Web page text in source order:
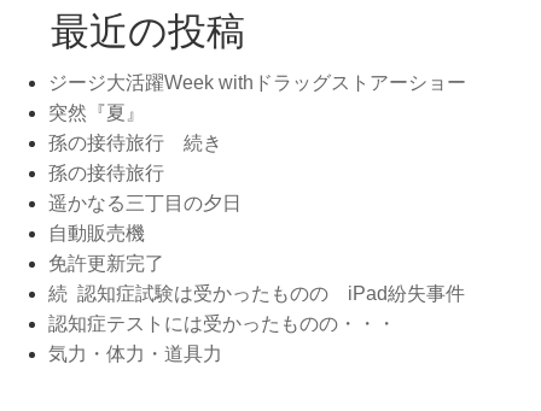
最近の投稿
ジージ大活躍Week withドラッグストアーショー
突然『夏』
孫の接待旅行 続き
孫の接待旅行
遥かなる三丁目の夕日
自動販売機
免許更新完了
続 認知症試験は受かったものの iPad紛失事件
認知症テストには受かったものの・・・
気力・体力・道具力